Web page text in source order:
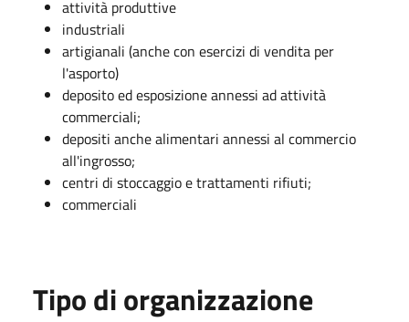
attività produttive
industriali
artigianali (anche con esercizi di vendita per
l'asporto)
deposito ed esposizione annessi ad attività
commerciali;
depositi anche alimentari annessi al commercio
all'ingrosso;
centri di stoccaggio e trattamenti rifiuti;
commerciali
Tipo di organizzazione